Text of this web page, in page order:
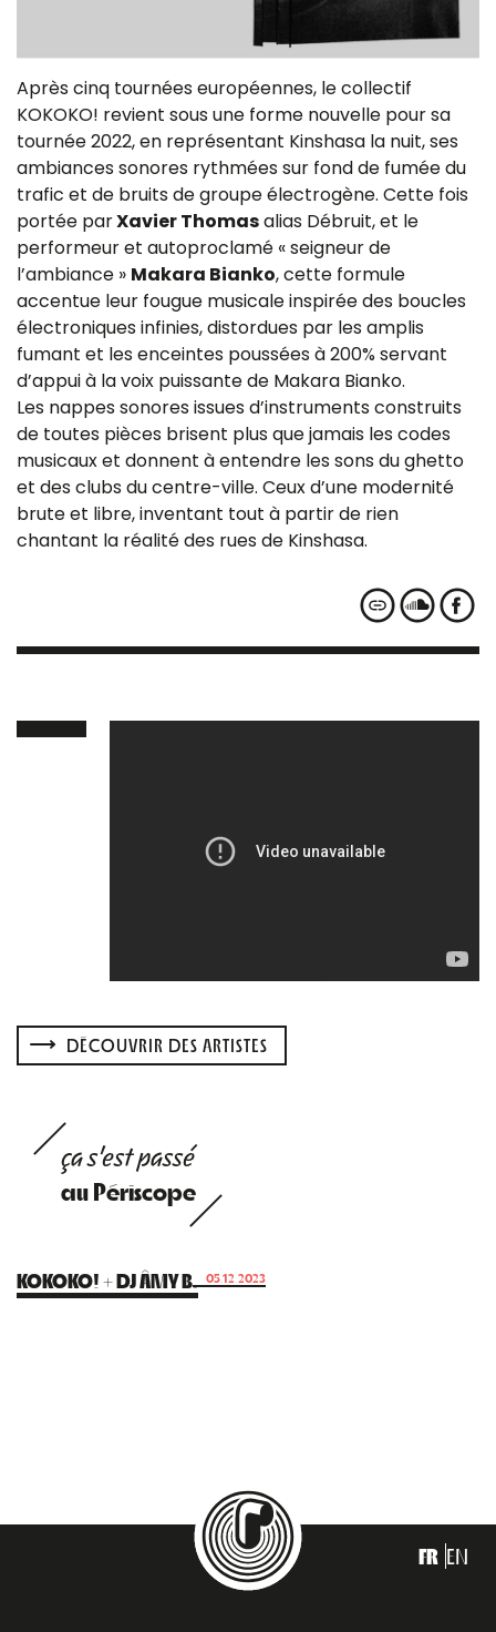
Après cinq tournées européennes, le collectif
KOKOKO! revient sous une forme nouvelle pour sa
tournée 2022, en représentant Kinshasa la nuit, ses
ambiances sonores rythmées sur fond de fumée du
trafic et de bruits de groupe électrogène. Cette fois
portée parXavier Thomasalias Débruit, et le
performeur et autoproclamé « seigneur de
l’ambiance » Makara Bianko, cette formule
accentue leur fougue musicale inspirée des boucles
électroniques infinies, distordues par les amplis
fumant et les enceintes poussées à 200% servant
d’appui à la voix puissante de Makara Bianko.
Les nappes sonores issues d’instruments construits
de toutes pièces brisent plus que jamais les codes
musicaux et donnent à entendre les sons du ghetto
et des clubs du centre-ville. Ceux d’une modernité
brute et libre, inventant tout à partir de rien
chantant la réalité des rues de Kinshasa.
DÉCOUVRIR DES ARTISTES
ça s'est passé
au Périscope
KOKOKO! + DJ ÂMY B. 05.12.2023
FR EN